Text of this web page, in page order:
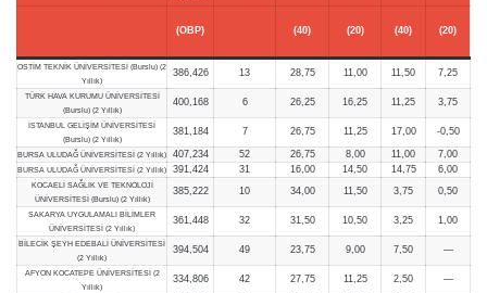
(OBP) (40) (20) (40) (20)
OSTİM TEKNİK ÜNİVERSİTESİ (Burslu) (2
Yıllık)
386,426 13 28,75 11,00 11,50 7,25
TÜRK HAVA KURUMU ÜNİVERSİTESİ
(Burslu) (2 Yıllık)
400,168 6 26,25 16,25 11,25 3,75
İSTANBUL GELİŞİM ÜNİVERSİTESİ
(Burslu) (2 Yıllık)
381,184 7 26,75 11,25 17,00 -0,50
BURSA ULUDAĞ ÜNİVERSİTESİ (2 Yıllık) 407,234 52 26,75 8,00 11,00 7,00
BURSA ULUDAĞ ÜNİVERSİTESİ (2 Yıllık) 391,424 31 16,00 14,50 14,75 6,00
KOCAELİ SAĞLIK VE TEKNOLOJİ
ÜNİVERSİTESİ (Burslu) (2 Yıllık)
385,222 10 34,00 11,50 3,75 0,50
SAKARYA UYGULAMALI BİLİMLER
ÜNİVERSİTESİ (2 Yıllık)
361,448 32 31,50 10,50 3,25 1,00
BİLECİK ŞEYH EDEBALİ ÜNİVERSİTESİ
(2 Yıllık)
394,504 49 23,75 9,00 7,50 —
AFYON KOCATEPE ÜNİVERSİTESİ (2
Yıllık)
334,806 42 27,75 11,25 2,50 —